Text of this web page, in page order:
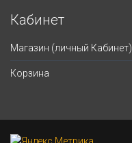
Кабинет
Магазин (личный Кабинет)
Корзина